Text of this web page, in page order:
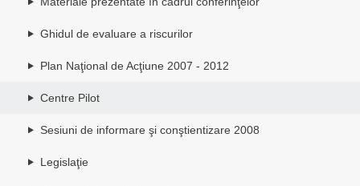
Ghidul de evaluare a riscurilor
Plan Naţional de Acţiune 2007 - 2012
Centre Pilot
Sesiuni de informare şi conştientizare 2008
Legislaţie